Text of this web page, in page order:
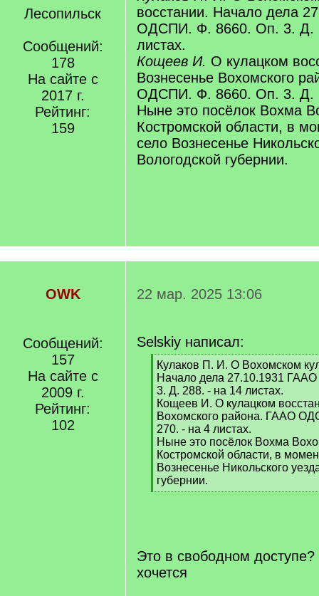
Лесопильск
Сообщений:
178
На сайте с
2017 г.
Рейтинг:
159
восстании. Начало дела
ОДСПИ. Ф. 8660. Оп. 3. Д.
листах.
Кощеев И. О кулацком
Вознесенье Вохомского
ОДСПИ. Ф. 8660. Оп. 3. Д.
Ныне это посёлок Вохма
Костромской области, в
село Вознесенье
Вологодской губернии.
OWK
Сообщений:
157
На сайте с
2009 г.
Рейтинг:
102
22 мар. 2025 13:06
Selskiy написал:
[
q
]
Кулаков П. И. О Вохомском
Начало дела 27.10.1931
3. Д. 288. - на 14 листах.
Кощеев И. О кулацком
Вохомского района. ГААО
270. - на 4 листах.
Ныне это посёлок Вохма
Костромской области, в
Вознесенье Никольского
губернии.
[
Это в свободном доступе?
хочется